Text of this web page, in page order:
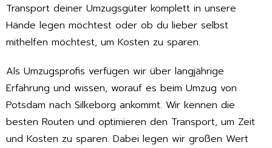
Transport deiner Umzugsgüter komplett in unsere
Hände legen möchtest oder ob du lieber selbst
mithelfen möchtest, um Kosten zu sparen.
Als Umzugsprofis verfügen wir über langjährige
Erfahrung und wissen, worauf es beim Umzug von
Potsdam nach Silkeborg ankommt. Wir kennen die
besten Routen und optimieren den Transport, um Zeit
und Kosten zu sparen. Dabei legen wir großen Wert